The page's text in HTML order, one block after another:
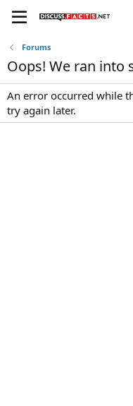
Forums
Oops! We ran into
An error occurred while
try again later.